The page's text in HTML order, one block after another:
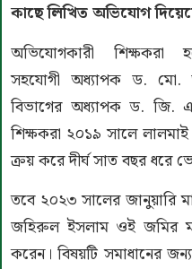
কাছে লিখিত অভিযোগ
​অভিযোগকারী শিক্ষকরা
সহযোগী অধ্যাপক ড. মো.
বিভাগের অধ্যাপক ড. জি.
শিক্ষকরা ২০১৯ সালে
ক্রয় করে দীর্ঘ সাত বছর
তবে ২০২৩ সালের জানুয়ারি
জহিরুল ইসলাম ওই জমির
করেন। বিষয়টি সমাধানের